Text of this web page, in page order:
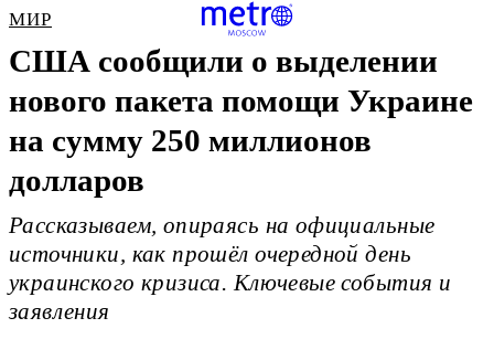
МИР
США сообщили о выделении
нового пакета помощи Украине
на сумму 250 миллионов
долларов
Рассказываем, опираясь на официальные
источники, как прошёл очередной день
украинского кризиса. Ключевые события и
заявления